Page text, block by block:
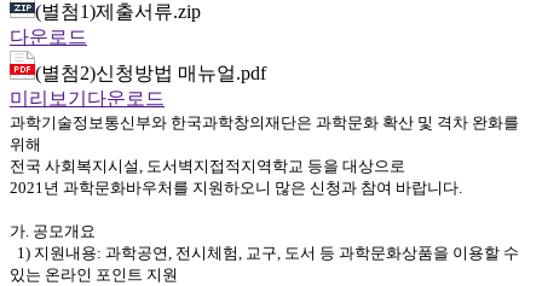
(별첨1)제출서류.zip
다운로드
(별첨2)신청방법 매뉴얼.pdf
미리보기 다운로드
과학기술정보통신부와 한국과학창의재단은 과학문화 확산 및 격차 완화를
위해
전국 사회복지시설, 도서벽지접적지역학교 등을 대상으로
2021년 과학문화바우처를 지원하오니 많은 신청과 참여 바랍니다.
가. 공모개요
1) 지원내용: 과학공연, 전시체험, 교구, 도서 등 과학문화상품을 이용할 수
있는 온라인 포인트 지원